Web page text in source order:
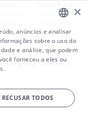
de
clique de
online
ENGLISH
ARABIC
PORTUGUESE
×
anúncios e analisar
sobre o uso do
e análise, que podem
forneceu a eles ou
RECUSAR TODOS